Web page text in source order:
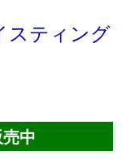
スティング
中